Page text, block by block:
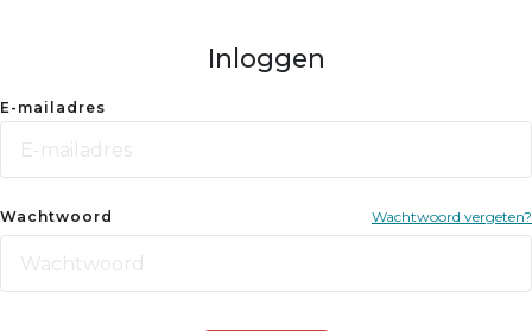
Inloggen
E-mailadres
Wachtwoord Wachtwoord vergeten?